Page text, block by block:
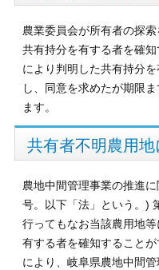
農業委員会が所有者の探
共有持分を有する者を確
により判明した共有持分
し、同意を求めたが期限
ます。
共有者不明農用
農地中間管理事業の推進
号。以下「法」という。)
行ってもなお当該農用地
有する者を確知すること
により、岐阜県農地中間